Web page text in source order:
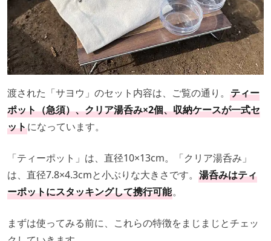
渡された「サヨウ」のセット内容は、ご覧の通り。 ティー
ポット（急須）、クリア湯呑み×2個、収納ケースが一式セ
ットになっています。
「ティーポット」は、直径10×13cm。「クリア湯呑み」
は、直径7.8×4.3cmと小ぶりな大きさです。 湯呑みはティ
ーポットにスタッキングして携行可能。
まずは使ってみる前に、これらの特徴をまじまじとチェッ